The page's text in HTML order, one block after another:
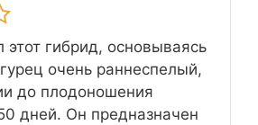
этот гибрид, основываясь
очень раннеспелый,
до плодоношения
дней. Он предназначен